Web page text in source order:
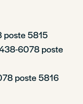
poste 5815
6078 poste
poste 5816